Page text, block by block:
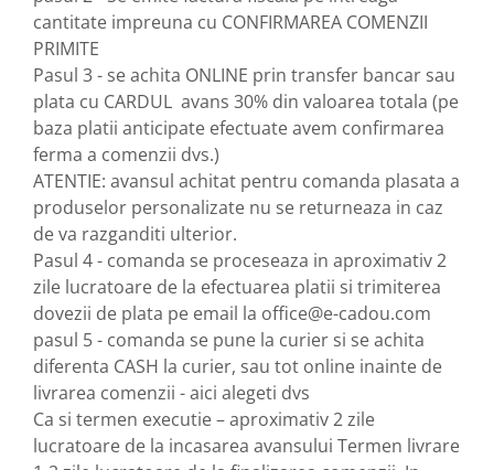
cantitate impreuna cu CONFIRMAREA COMENZII
PRIMITE
Pasul 3 - se achita ONLINE prin transfer bancar sau
plata cu CARDUL  avans 30% din valoarea totala (pe
baza platii anticipate efectuate avem confirmarea
ferma a comenzii dvs.)
ATENTIE: avansul achitat pentru comanda plasata a
produselor personalizate nu se returneaza in caz
de va razganditi ulterior.
Pasul 4 - comanda se proceseaza in aproximativ 2
zile lucratoare de la efectuarea platii si trimiterea
dovezii de plata pe email la office@e-cadou.com
pasul 5 - comanda se pune la curier si se achita
diferenta CASH la curier, sau tot online inainte de
livrarea comenzii - aici alegeti dvs
Ca si termen executie – aproximativ 2 zile
lucratoare de la incasarea avansului Termen livrare